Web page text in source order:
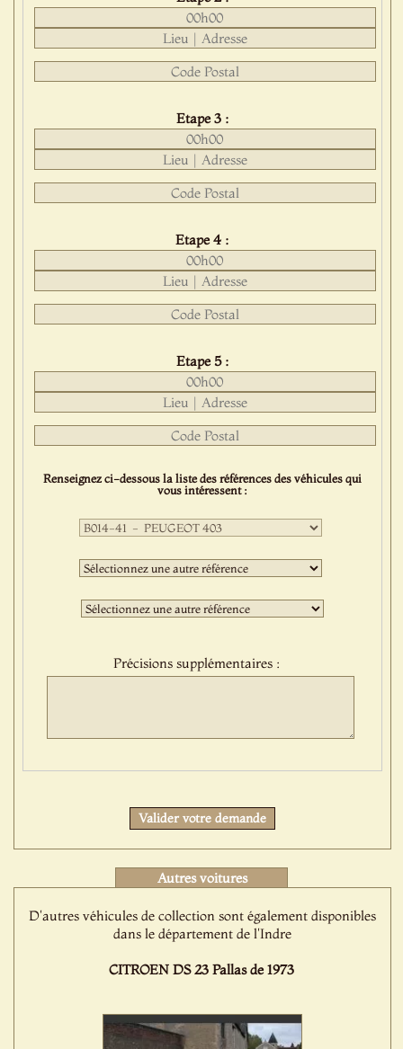
Etape 3 :
Etape 4 :
Etape 5 :
Renseignez ci-dessous la liste des références des véhicules qui
vous intéressent :
Première
sélection
:Deuxième
sélection
:Troisième
sélection
Précisions supplémentaires :
Valider votre demande
Autres voitures
D'autres véhicules de collection sont également disponibles
dans le département de l'Indre
CITROEN DS 23 Pallas de 1973